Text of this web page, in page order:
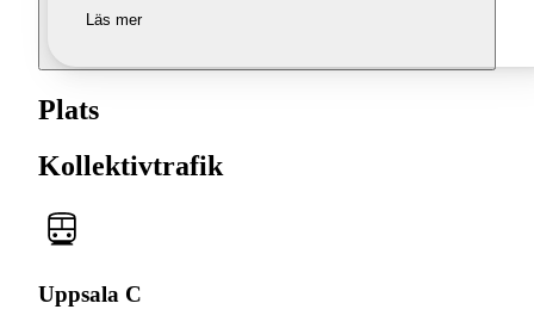
Läs mer
Plats
Kollektivtrafik
Uppsala C